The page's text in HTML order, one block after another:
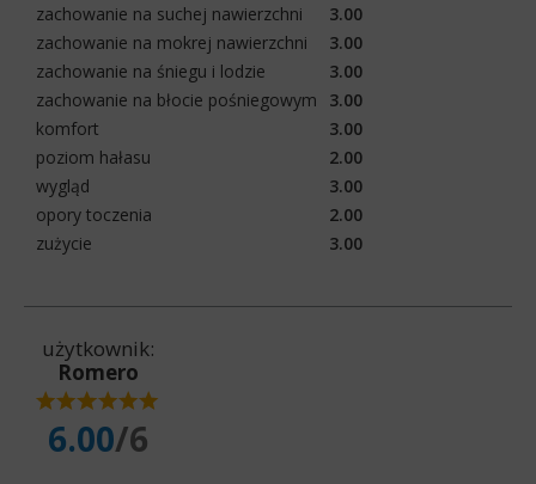
zachowanie na suchej nawierzchni
3.00
zachowanie na mokrej nawierzchni
3.00
zachowanie na śniegu i lodzie
3.00
zachowanie na błocie pośniegowym
3.00
komfort
3.00
poziom hałasu
2.00
wygląd
3.00
opory toczenia
2.00
zużycie
3.00
użytkownik:
Romero
6.00/6